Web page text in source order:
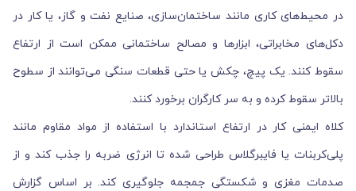
در محیط‌های کاری مانند ساختمان‌سازی، صنایع نفت و گاز، یا کار در
دکل‌های مخابراتی، ابزارها و مصالح ساختمانی ممکن است از ارتفاع
سقوط کنند. یک پیچ، چکش یا حتی قطعات سنگی می‌توانند از سطوح
بالاتر سقوط کرده و به سر کارگران برخورد کنند.
کلاه ایمنی کار در ارتفاع استاندارد با استفاده از مواد مقاوم مانند
پلی‌کربنات یا فایبرگلاس طراحی شده تا انرژی ضربه را جذب کند و از
صدمات مغزی و شکستگی جمجمه جلوگیری کند. بر اساس گزارش